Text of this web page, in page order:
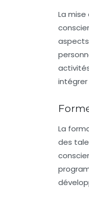
La
intégrer
La
des